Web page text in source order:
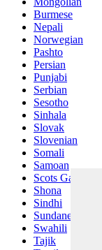
Burmese
Nepali
Norwegian
Pashto
Persian
Punjabi
Serbian
Sesotho
Sinhala
Slovak
Slovenian
Somali
Samoan
Scots Gaelic
Shona
Sindhi
Sundanese
Swahili
Tajik